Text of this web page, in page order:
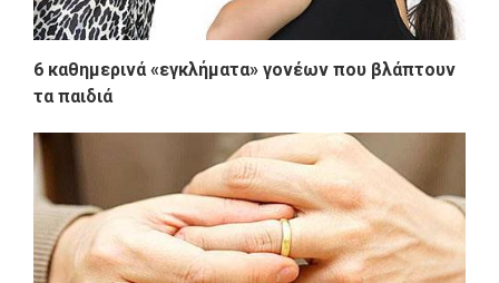
6 καθημερινά «εγκλήματα» γονέων που βλάπτουν
τα παιδιά